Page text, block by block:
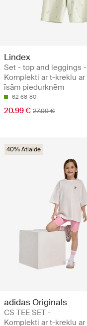
Lindex
Set - top and leggings -
Komplekti ar t-kreklu ar
īsām piedurknēm
62 68 80
20.99 € 27.99 €
40% Atlaide
adidas Originals
CS TEE SET -
Komplekti ar t-kreklu ar